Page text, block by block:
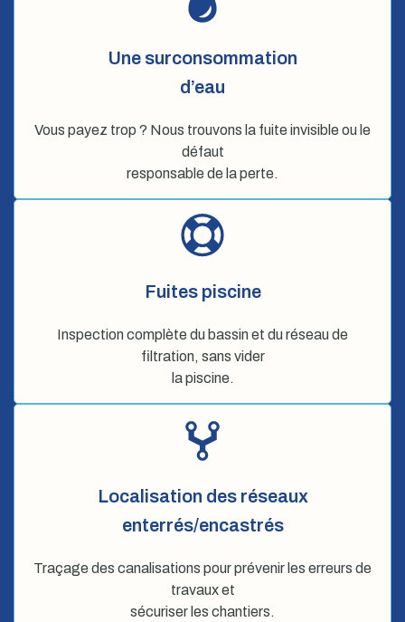
Une surconsommation
d’eau
Vous payez trop ? Nous trouvons la fuite invisible ou le
défaut
responsable de la perte.
Fuites piscine
Inspection complète du bassin et du réseau de
filtration, sans vider
la piscine.
Localisation des réseaux
enterrés/encastrés
Traçage des canalisations pour prévenir les erreurs de
travaux et
sécuriser les chantiers.